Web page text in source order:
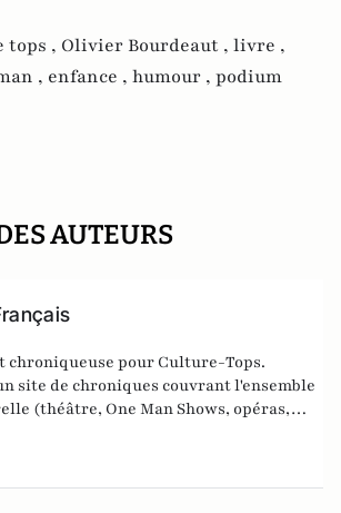
tops , Olivier Bourdeaut , livre ,
, enfance , humour , podium
AUTEURS
chroniqueuse pour Culture-Tops.
site de chroniques couvrant l'ensemble
(théâtre, One Man Shows, opéras,
cinéma, expos, livres, etc.).
en novembre 2013 par Jacques